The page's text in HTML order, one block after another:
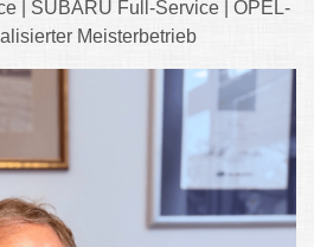
| SUBARU Full-Service | OPEL-
Meisterbetrieb